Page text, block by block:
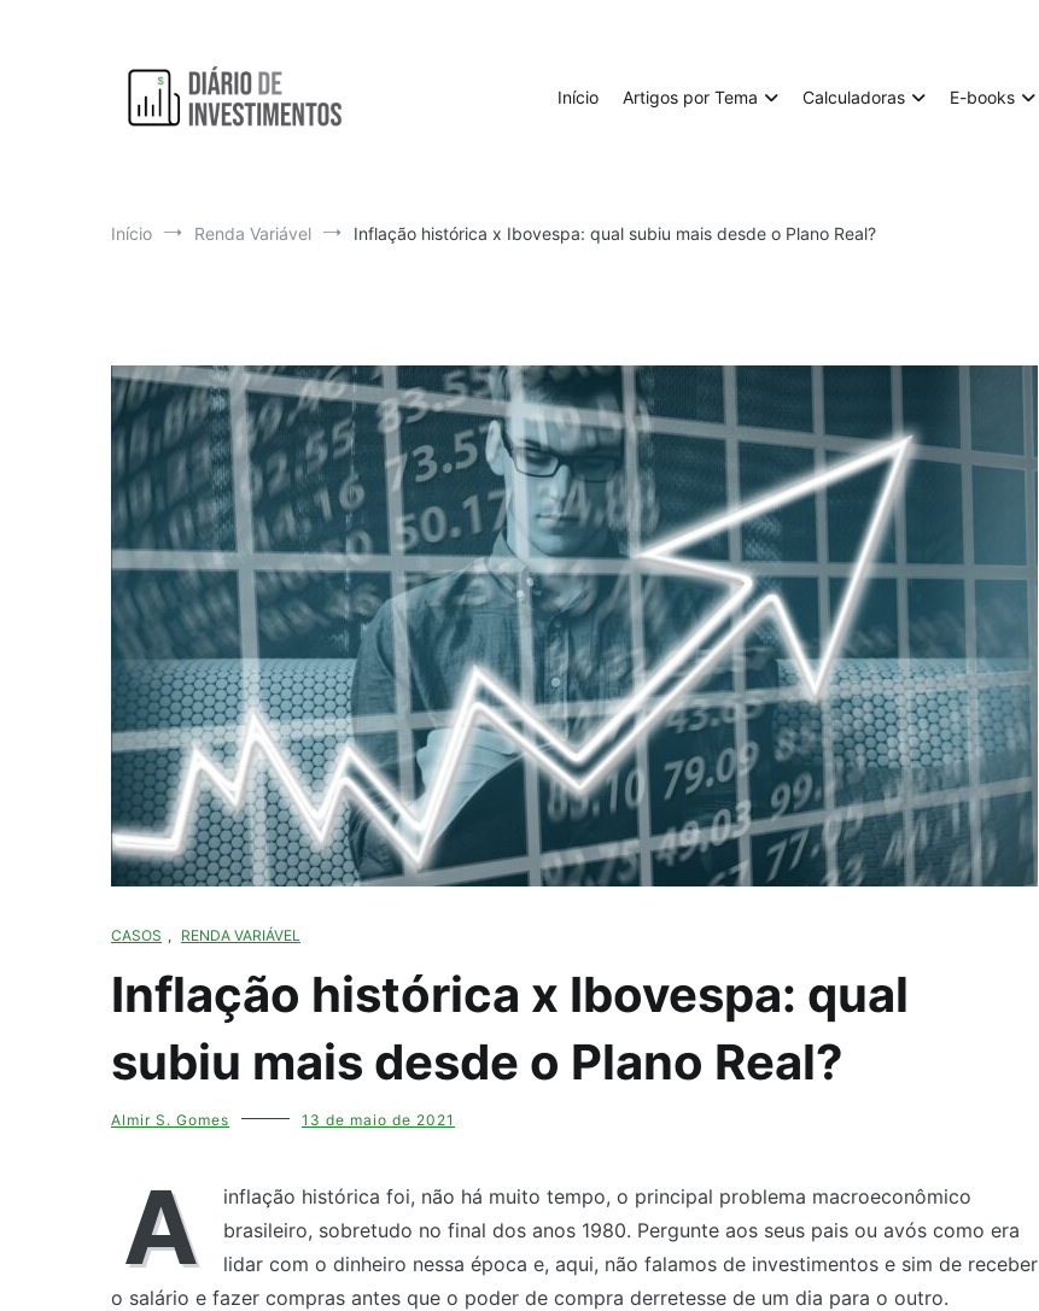
Início Artigos por Tema Calculadoras E-books
Início Renda Variável Inflação histórica x Ibovespa: qual subiu mais desde o Plano Real?
CASOS , RENDA VARIÁVEL
Inflação histórica x Ibovespa: qual
subiu mais desde o Plano Real?
Almir S. Gomes 13 de maio de 2021
A
inflação histórica foi, não há muito tempo, o principal problema macroeconômico
brasileiro, sobretudo no final dos anos 1980. Pergunte aos seus pais ou avós como era
lidar com o dinheiro nessa época e, aqui, não falamos de investimentos e sim de receber
o salário e fazer compras antes que o poder de compra derretesse de um dia para o outro.